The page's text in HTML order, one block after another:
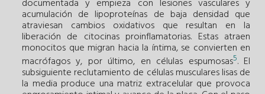
documentada y empieza con lesiones vasculares y
acumulación de lipoproteínas de baja densidad que
atraviesan cambios oxidativos que resultan en la
liberación de citocinas proinflamatorias. Estas atraen
monocitos que migran hacia la íntima, se convierten en
macrófagos y, por último, en células espumosas5. El
subsiguiente reclutamiento de células musculares lisas de
la media produce una matriz extracelular que provoca